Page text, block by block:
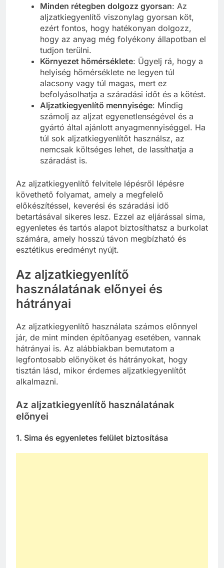
Minden rétegben dolgozz gyorsan: Az
aljzatkiegyenlítő viszonylag gyorsan köt,
ezért fontos, hogy hatékonyan dolgozz,
hogy az anyag még folyékony állapotban el
tudjon terülni.
Környezet hőmérséklete: Ügyelj rá, hogy a
helyiség hőmérséklete ne legyen túl
alacsony vagy túl magas, mert ez
befolyásolhatja a száradási időt és a kötést.
Aljzatkiegyenlítő mennyisége: Mindig
számolj az aljzat egyenetlenségével és a
gyártó által ajánlott anyagmennyiséggel. Ha
túl sok aljzatkiegyenlítőt használsz, az
nemcsak költséges lehet, de lassíthatja a
száradást is.
Az aljzatkiegyenlítő felvitele lépésről lépésre
követhető folyamat, amely a megfelelő
előkészítéssel, keverési és száradási idő
betartásával sikeres lesz. Ezzel az eljárással sima,
egyenletes és tartós alapot biztosíthatsz a burkolat
számára, amely hosszú távon megbízható és
esztétikus eredményt nyújt.
Az aljzatkiegyenlítő
használatának előnyei és
hátrányai
Az aljzatkiegyenlítő használata számos előnnyel
jár, de mint minden építőanyag esetében, vannak
hátrányai is. Az alábbiakban bemutatom a
legfontosabb előnyöket és hátrányokat, hogy
tisztán lásd, mikor érdemes aljzatkiegyenlítőt
alkalmazni.
Az aljzatkiegyenlítő használatának
előnyei
1. Sima és egyenletes felület biztosítása